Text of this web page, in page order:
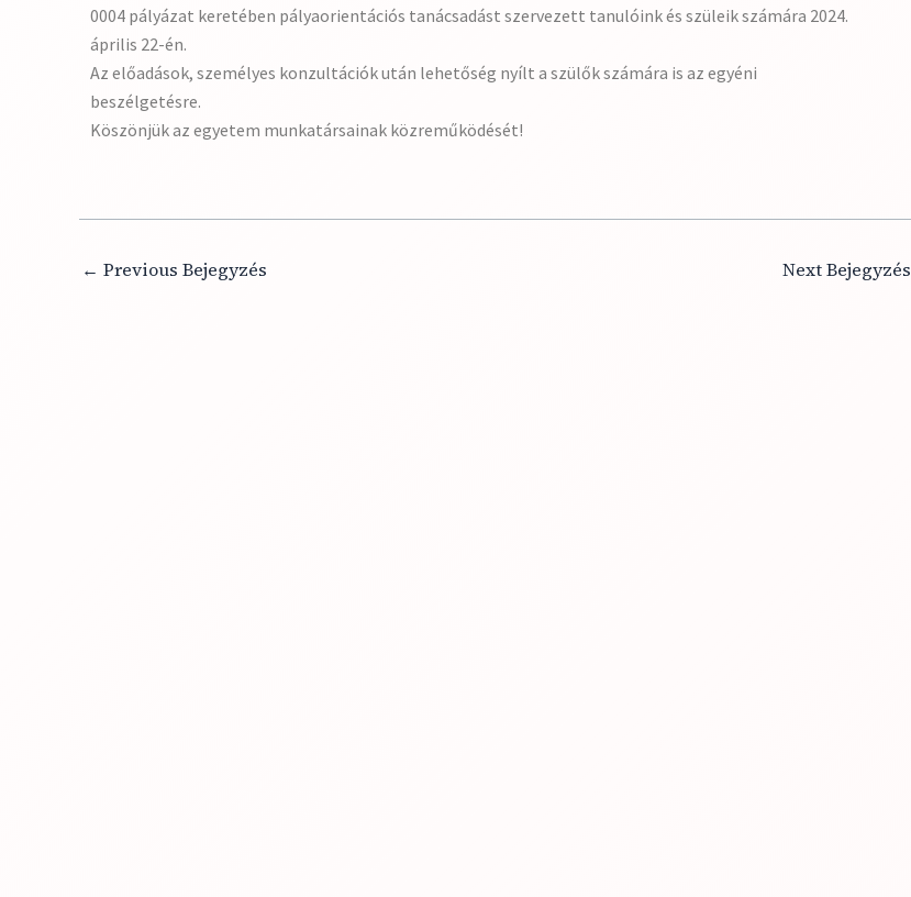
0004 pályázat keretében pályaorientációs tanácsadást szervezett tanulóink és szüleik számára 2024.
április 22-én.
Az előadások, személyes konzultációk után lehetőség nyílt a szülők számára is az egyéni
beszélgetésre.
Köszönjük az egyetem munkatársainak közreműködését!
← Previous Bejegyzés Next Bejegyzés